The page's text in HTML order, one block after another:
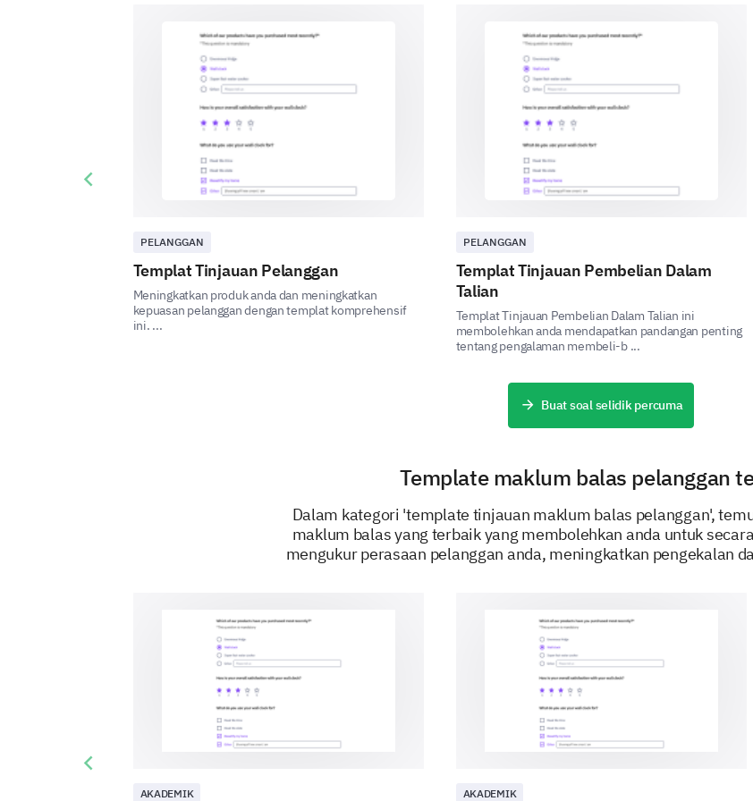
How would you rate our overall
Excellent
Good
Average
Poor
Very Poor
Looking Towards Future
Your forward-looking insights will aid us
Definitely Maybe
Definitely Not
engagements with us?
DIPERBUAT OLEH
PELANGGAN
Templat Tinjauan Pelanggan
Meningkatkan produk anda dan meningkatkan
kepuasan pelanggan dengan templat komprehensif
ini. ...
PELANGGAN
Templat Tinjauan Pembelian Dalam
Talian
Templat Tinjauan Pembelian Dalam Talian ini
membolehkan anda mendapatkan pandangan penting
tentang pengalaman membeli-b ...
Previous slide
Buat soal selidik percuma
Template maklum balas pelanggan
Dalam kategori 'template tinjauan maklum balas pelanggan',
maklum balas yang terbaik yang membolehkan anda untuk
mengukur perasaan pelanggan anda, meningkatkan pengekalan
AKADEMIK AKADEMIK
Previous slide